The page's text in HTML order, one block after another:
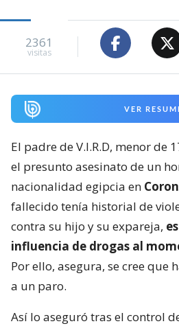
2361
visitas
VER
El padre de V.I.R.D, menor de
el presunto asesinato de un
nacionalidad egipcia en
fallecido tenía historial de
contra su hijo y su expareja,
influencia de drogas al
Por ello, asegura, se cree
a un paro.
Así lo aseguró tras el control